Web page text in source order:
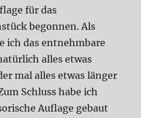
für das
begonnen. Als
ich das entnehmbare
alles etwas
mal alles etwas länger
Schluss habe ich
Auflage gebaut